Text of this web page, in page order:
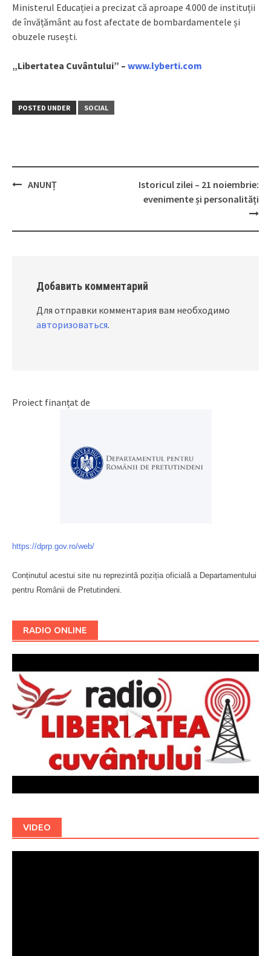
Ministerul Educației a precizat că aproape 4.000 de instituții
de învățământ au fost afectate de bombardamentele și
obuzele rusești.
„Libertatea Cuvântului” – www.lyberti.com
POSTED UNDER SOCIAL
АNUNȚ
Istoricul zilei – 21 noiembrie:
evenimente și personalități
Добавить комментарий
Для отправки комментария вам необходимо
авторизоваться.
Proiect finanțat de
https://dprp.gov.ro/web/
Conținutul acestui site nu reprezintă poziția oficială a Departamentului
pentru Românii de Pretutindeni.
RADIO ONLINE
VIDEO